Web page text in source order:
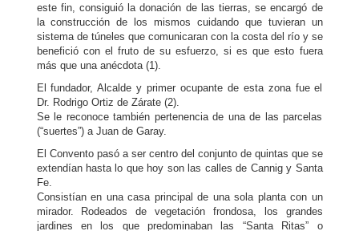
este fin, consiguió la donación de las tierras, se encargó de
la construcción de los mismos cuidando que tuvieran un
sistema de túneles que comunicaran con la costa del río y se
benefició con el fruto de su esfuerzo, si es que esto fuera
más que una anécdota (1).
El fundador, Alcalde y primer ocupante de esta zona fue el
Dr. Rodrigo Ortiz de Zárate (2).
Se le reconoce también pertenencia de una de las parcelas
(“suertes”) a Juan de Garay.
El Convento pasó a ser centro del conjunto de quintas que se
extendían hasta lo que hoy son las calles de Cannig y Santa
Fe.
Consistían en una casa principal de una sola planta con un
mirador. Rodeados de vegetación frondosa, los grandes
jardines en los que predominaban las “Santa Ritas” o